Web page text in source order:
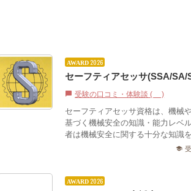
AWARD 2026
セーフティアセッサ(SSA/
chat_bubble 受験の口コミ・体験談 (0)
セーフティアセッサ資格は、機械
基づく機械安全の知識・能力レベ
者は機械安全に関する十分な知識
school
AWARD 2026